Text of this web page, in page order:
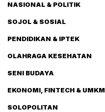
NASIONAL & POLITIK
SOJOL & SOSIAL
PENDIDIKAN & IPTEK
OLAHRAGA KESEHATAN
SENI BUDAYA
EKONOMI, FINTECH & UMKM
SOLOPOLITAN